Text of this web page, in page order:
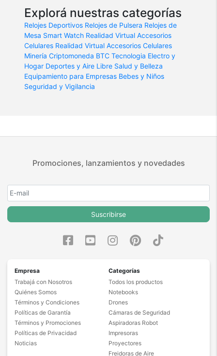
Explorá nuestras categorías
Relojes Deportivos Relojes de Pulsera Relojes de
Mesa Smart Watch Realidad Virtual Accesorios
Celulares Realidad Virtual Accesorios Celulares
Minería Criptomoneda BTC Tecnologia Electro y
Hogar Deportes y Aire Libre Salud y Belleza
Equipamiento para Empresas Bebes y Niños
Seguridad y Vigilancia
Promociones, lanzamientos y novedades
Suscribirse
Empresa
Trabajá con Nosotros
Quiénes Somos
Términos y Condiciones
Políticas de Garantía
Términos y Promociones
Políticas de Privacidad
Noticias
Categorías
Todos los productos
Notebooks
Drones
Cámaras de Seguridad
Aspiradoras Robot
Impresoras
Proyectores
Freidoras de Aire